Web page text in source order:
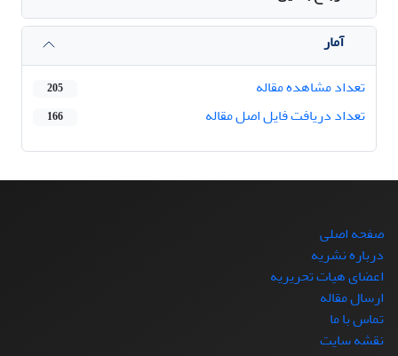
آمار
تعداد مشاهده مقاله
205
تعداد دریافت فایل اصل مقاله 166
صفحه اصلی
درباره نشریه
اعضای هیات تحریریه
ارسال مقاله
تماس با ما
نقشه سایت